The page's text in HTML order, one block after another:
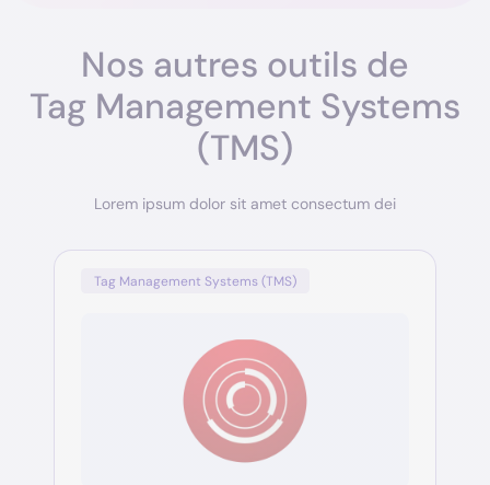
Nos autres outils de
Tag Management Systems
(TMS)
Lorem ipsum dolor sit amet consectum dei
Tag Management Systems (TMS)